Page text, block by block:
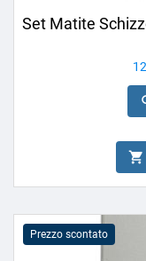
Set Matite

Prezzo scontato